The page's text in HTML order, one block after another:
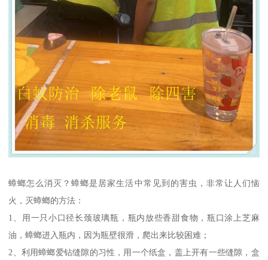
蟑螂怎么消灭？蟑螂是居家生活中常见到的害虫，非常让人们恼
火，灭蟑螂的方法：
1、用一只小口径长颈玻璃瓶，瓶内放些香甜食物，瓶口涂上芝麻
油，蟑螂进入瓶内，因为瓶壁很滑，爬出来比较困难；
2、利用蟑螂爱钻缝隙的习性，用一个纸盒，盖上开有一些缝隙，盒